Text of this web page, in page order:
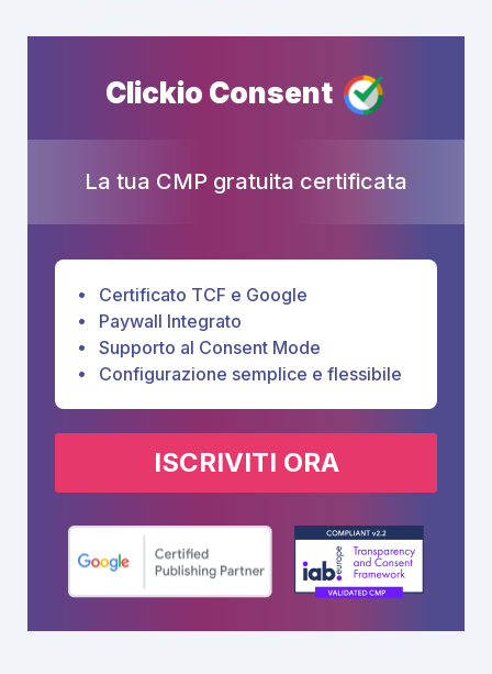
Clickio Consent
La tua CMP gratuita certificata
Certificato TCF e Google
Paywall Integrato
Supporto al Consent Mode
Configurazione semplice e flessibile
ISCRIVITI ORA